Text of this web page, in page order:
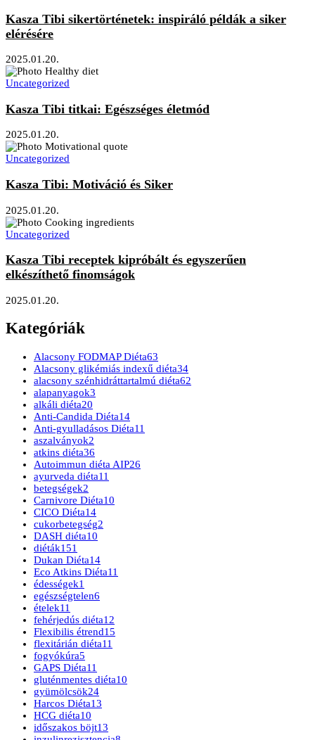
Kasza Tibi sikertörténetek: inspiráló példák a siker
elérésére
2025.01.20.
Uncategorized
Kasza Tibi titkai: Egészséges életmód
2025.01.20.
Uncategorized
Kasza Tibi: Motiváció és Siker
2025.01.20.
Uncategorized
Kasza Tibi receptek kipróbált és egyszerűen
elkészíthető finomságok
2025.01.20.
Kategóriák
Alacsony FODMAP Diéta63
Alacsony glikémiás indexű diéta34
alacsony szénhidráttartalmú diéta62
alapanyagok3
alkáli diéta20
Anti-Candida Diéta14
Anti-gyulladásos Diéta11
aszalványok2
atkins diéta36
Autoimmun diéta AIP26
ayurveda diéta11
betegségek2
Carnivore Diéta10
CICO Diéta14
cukorbetegség2
DASH diéta10
diéták151
Dukan Diéta14
Eco Atkins Diéta11
édességek1
egészségtelen6
ételek11
fehérjedús diéta12
Flexibilis étrend15
flexitárián diéta11
fogyókúra5
GAPS Diéta11
gluténmentes diéta10
gyümölcsök24
Harcos Diéta13
HCG diéta10
időszakos böjt13